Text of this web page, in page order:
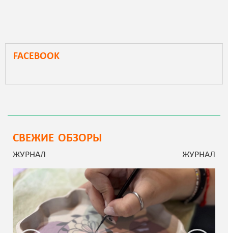
FACEBOOK
СВЕЖИЕ ОБЗОРЫ
ЖУРНАЛ ЖУРНАЛ